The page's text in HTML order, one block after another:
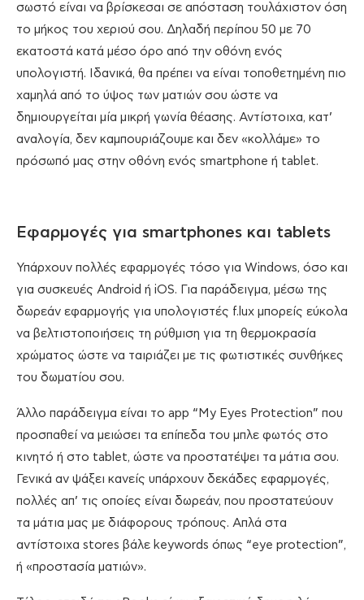
σωστό είναι να βρίσκεσαι σε απόσταση τουλάχιστον όση
το μήκος του χεριού σου. Δηλαδή περίπου 50 με 70
εκατοστά κατά μέσο όρο από την οθόνη ενός
υπολογιστή. Ιδανικά, θα πρέπει να είναι τοποθετημένη πιο
χαμηλά από το ύψος των ματιών σου ώστε να
δημιουργείται μία μικρή γωνία θέασης. Αντίστοιχα, κατ’
αναλογία, δεν καμπουριάζουμε και δεν «κολλάμε» το
πρόσωπό μας στην οθόνη ενός smartphone ή tablet.
Εφαρμογές για smartphones και tablets
Υπάρχουν πολλές εφαρμογές τόσο για Windows, όσο και
για συσκευές Android ή iOS. Για παράδειγμα, μέσω της
δωρεάν εφαρμογής για υπολογιστές f.lux μπορείς εύκολα
να βελτιστοποιήσεις τη ρύθμιση για τη θερμοκρασία
χρώματος ώστε να ταιριάζει με τις φωτιστικές συνθήκες
του δωματίου σου.
Άλλο παράδειγμα είναι το app “My Eyes Protection” που
προσπαθεί να μειώσει τα επίπεδα του μπλε φωτός στο
κινητό ή στο tablet, ώστε να προστατέψει τα μάτια σου.
Γενικά αν ψάξει κανείς υπάρχουν δεκάδες εφαρμογές,
πολλές απ’ τις οποίες είναι δωρεάν, που προστατεύουν
τα μάτια μας με διάφορους τρόπους. Απλά στα
αντίστοιχα stores βάλε keywords όπως “eye protection”,
ή «προστασία ματιών».